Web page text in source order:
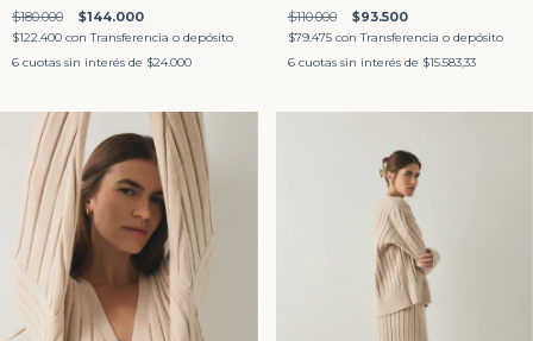
$180.000 $144.000
$122.400 con Transferencia o depósito
6 cuotas sin interés de $24.000
$110.000 $93.500
$79.475 con Transferencia o depósito
6 cuotas sin interés de $15.583,33